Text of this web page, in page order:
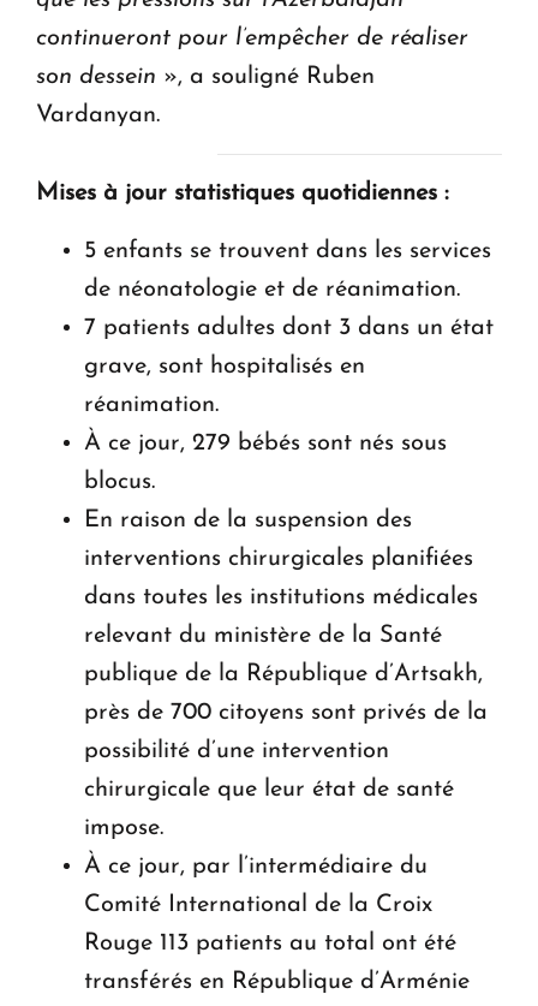
continueront pour l’empêcher de réaliser
son dessein », a souligné Ruben
Vardanyan.
Mises à jour statistiques quotidiennes :
5 enfants se trouvent dans les services
de néonatologie et de réanimation.
7 patients adultes dont 3 dans un état
grave, sont hospitalisés en
réanimation.
À ce jour, 279 bébés sont nés sous
blocus.
En raison de la suspension des
interventions chirurgicales planifiées
dans toutes les institutions médicales
relevant du ministère de la Santé
publique de la République d’Artsakh,
près de 700 citoyens sont privés de la
possibilité d’une intervention
chirurgicale que leur état de santé
impose.
À ce jour, par l’intermédiaire du
Comité International de la Croix
Rouge 113 patients au total ont été
transférés en République d’Arménie